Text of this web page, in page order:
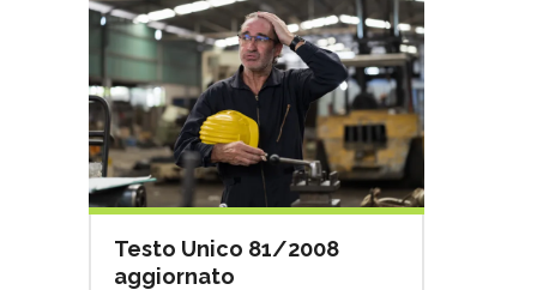
Testo Unico 81/2008
aggiornato